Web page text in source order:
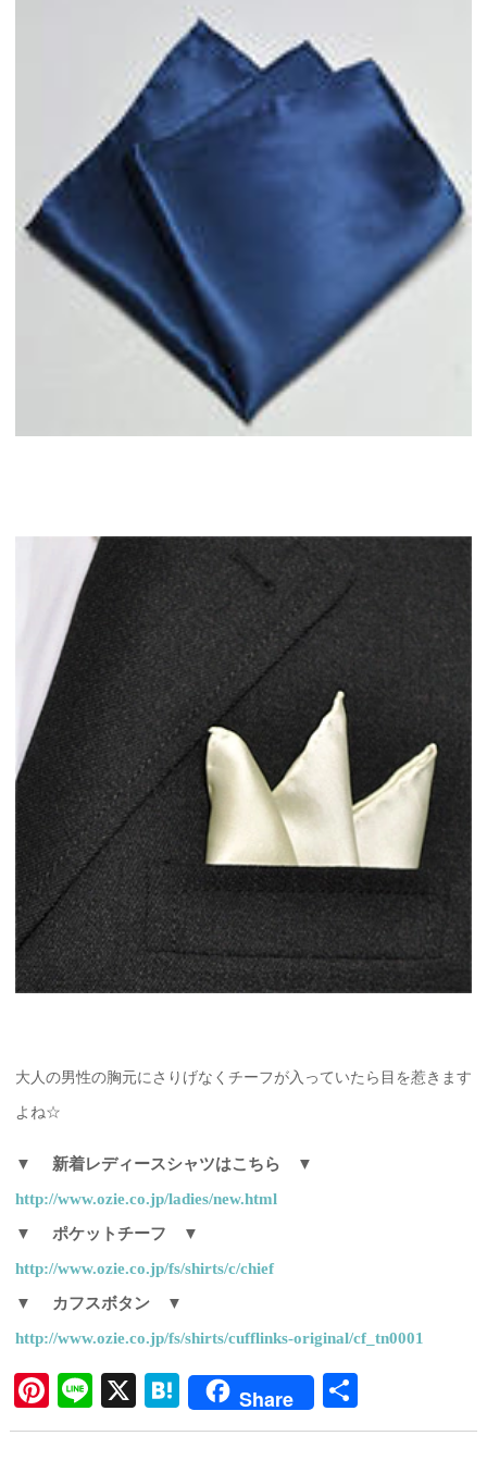
大人の男性の胸元にさりげなくチーフが入っていたら目を惹きます
よね☆
▼ 新着レディースシャツはこちら ▼
http://www.ozie.co.jp/ladies/new.html
▼ ポケットチーフ ▼
http://www.ozie.co.jp/fs/shirts/c/chief
▼ カフスボタン ▼
http://www.ozie.co.jp/fs/shirts/cufflinks-original/cf_tn0001
Pi
nt
Li
ne
X H
at
Share
共
有